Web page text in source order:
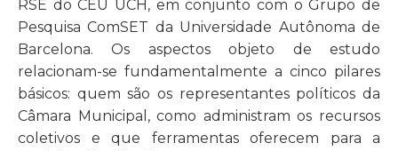
RSE do CEU UCH, em conjunto com o Grupo de
Pesquisa ComSET da Universidade Autônoma de
Barcelona. Os aspectos objeto de estudo
relacionam-se fundamentalmente a cinco pilares
básicos: quem são os representantes políticos da
Câmara Municipal, como administram os recursos
coletivos e que ferramentas oferecem para a